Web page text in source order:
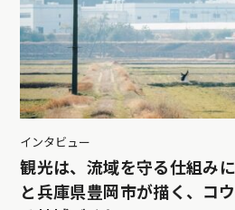
インタビュー
観光は、流域を守る仕組み
と兵庫県豊岡市が描く、コ